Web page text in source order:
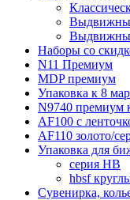
Наборы со
N11 Премиум
MDP премиум
Упаковка к 8
N9740 премиум
AF100 с
AF110 золото/
Упаковка для
серия HB
hbsf
Сувенирка,